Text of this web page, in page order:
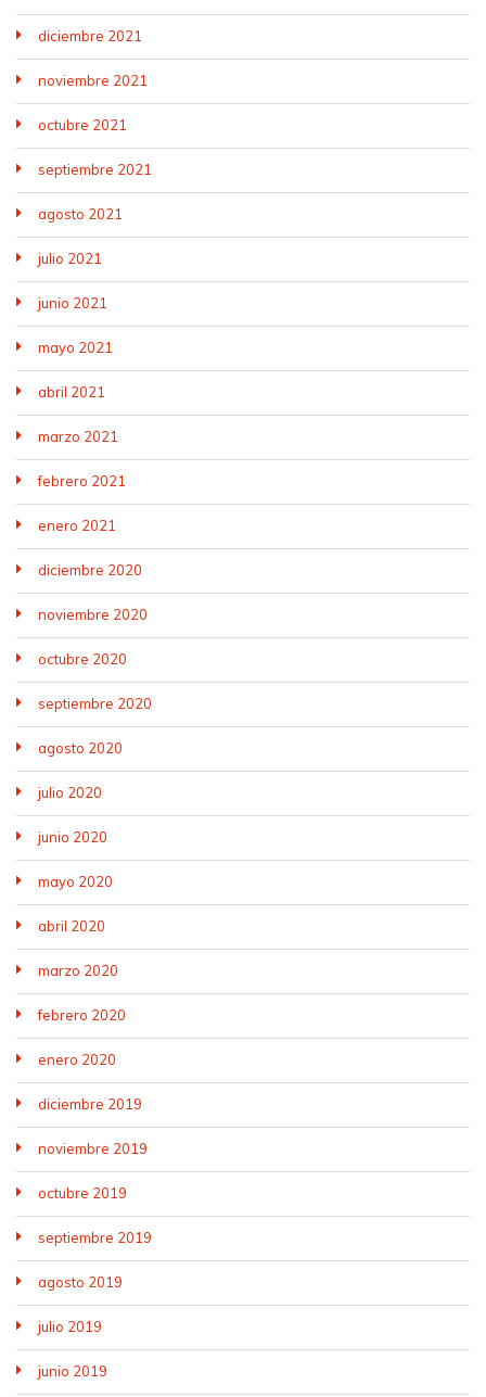
diciembre 2021
noviembre 2021
octubre 2021
septiembre 2021
agosto 2021
julio 2021
junio 2021
mayo 2021
abril 2021
marzo 2021
febrero 2021
enero 2021
diciembre 2020
noviembre 2020
octubre 2020
septiembre 2020
agosto 2020
julio 2020
junio 2020
mayo 2020
abril 2020
marzo 2020
febrero 2020
enero 2020
diciembre 2019
noviembre 2019
octubre 2019
septiembre 2019
agosto 2019
julio 2019
junio 2019